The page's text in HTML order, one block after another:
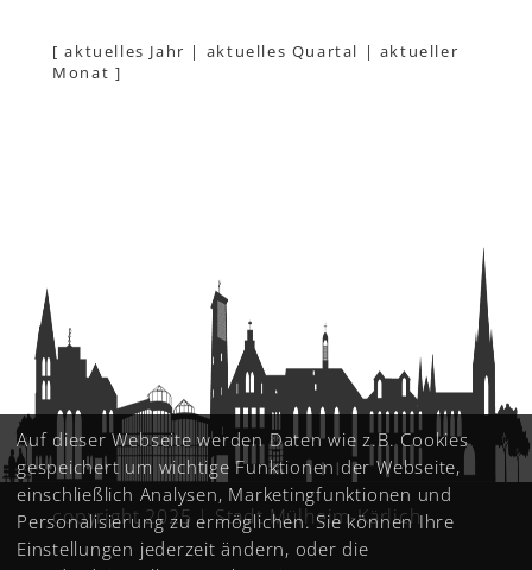
[aktuelles Jahr | aktuelles Quartal | aktueller
Monat ]
copyright 2025 | Stadt Mülheim-Kärlich
Auf dieser Webseite werden Daten wie z.B. Cookies
gespeichert um wichtige Funktionen der Webseite,
einschließlich Analysen, Marketingfunktionen und
Personalisierung zu ermöglichen. Sie können Ihre
Einstellungen jederzeit ändern, oder die